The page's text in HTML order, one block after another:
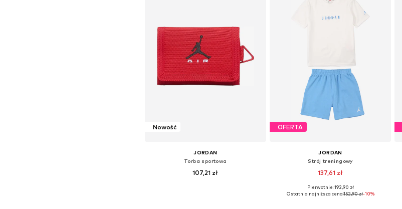
Nowość
JORDAN
Torba sportowa
107,21 zł
OFERTA
JORDAN
Strój treningowy
137,61 zł
Dostępne rozmiary: 110-116
Pierwotnie: 192,90 zł
Ostatnia najniższa cena:152,90 zł-10%